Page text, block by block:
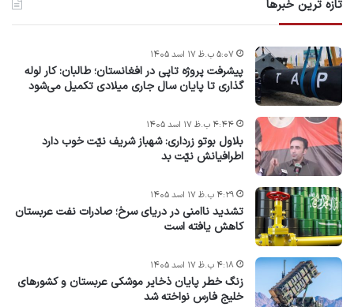
تازه ترین خبرها
پیشرفت پروژه‌ تاپی در افغانستان؛ طالبان: کار لوله
گذاری تا پایان سال جاری میلادی تکمیل می‌شود
۵:۰۷ ب.ظ ۱۷ اسد ۱۴۰۵
بلاول بوتو زرداری: شهباز شریف نیّت خوب دارد
اطرافیانش نیّت بد
۴:۴۴ ب.ظ ۱۷ اسد ۱۴۰۵
تشدید ناامنی در دریای سرخ؛ صادرات نفت عربستان
کاهش یافته است
۴:۲۹ ب.ظ ۱۷ اسد ۱۴۰۵
زنگ خطر پایان ذخایر موشکی عربستان و کشورهای
خلیج فارس نواخته شد
۴:۱۸ ب.ظ ۱۷ اسد ۱۴۰۵